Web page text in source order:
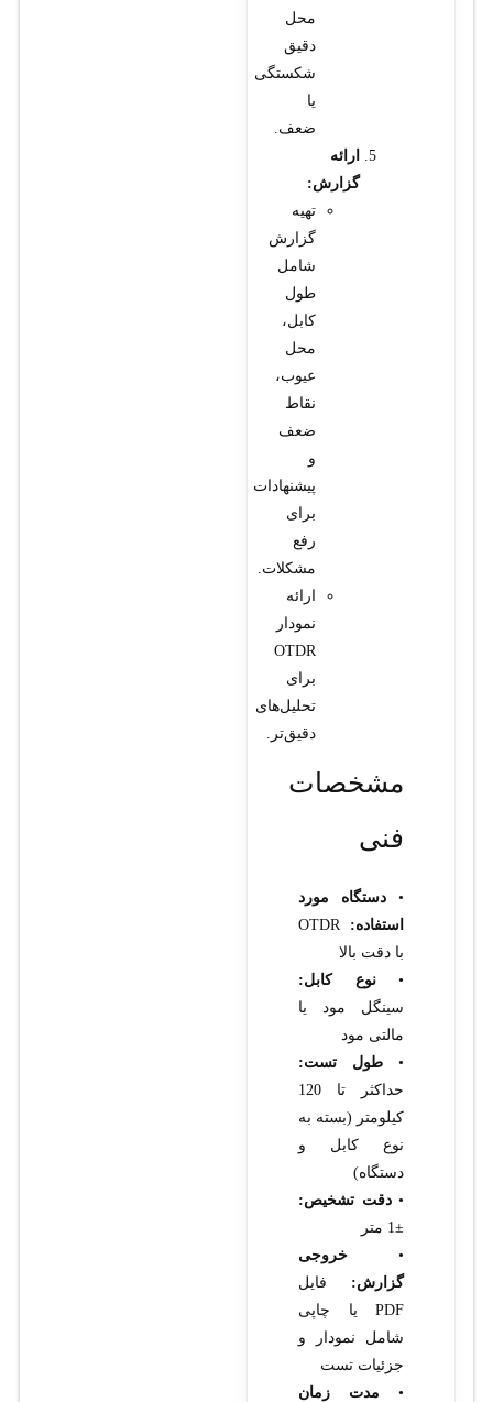
محل
دقیق
شکستگی
یا
ضعف.
ارائه
گزارش:
تهیه
گزارش
شامل
طول
کابل،
محل
عیوب،
نقاط
ضعف
و
پیشنهادات
برای
رفع
مشکلات.
ارائه
نمودار
OTDR
برای
تحلیل‌های
دقیق‌تر.
مشخصات
فنی
• دستگاه مورد
استفاده:
OTDR
با دقت بالا
•نوع کابل:
سینگل مود یا
مالتی مود
• طول تست:
حداکثر تا 120
کیلومتر (بسته به
نوع کابل و
دستگاه)
•دقت تشخیص:
±1 متر
• خروجی
گزارش: فایل
PDF یا چاپی
شامل نمودار و
جزئیات تست
• مدت زمان